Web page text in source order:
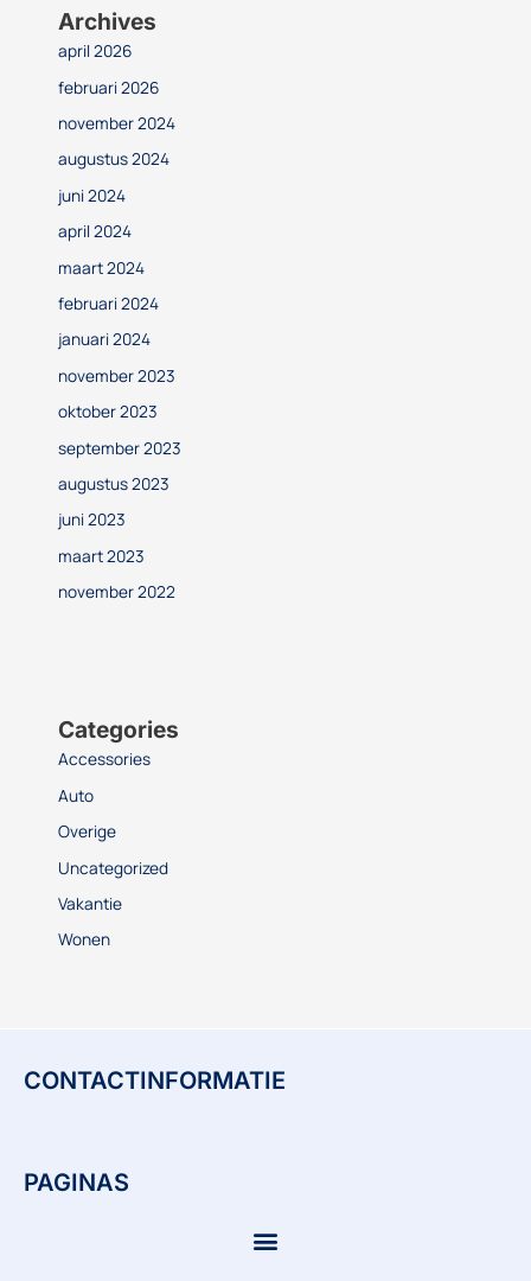
Archives
april 2026
februari 2026
november 2024
augustus 2024
juni 2024
april 2024
maart 2024
februari 2024
januari 2024
november 2023
oktober 2023
september 2023
augustus 2023
juni 2023
maart 2023
november 2022
Categories
Accessories
Auto
Overige
Uncategorized
Vakantie
Wonen
CONTACTINFORMATIE
PAGINAS